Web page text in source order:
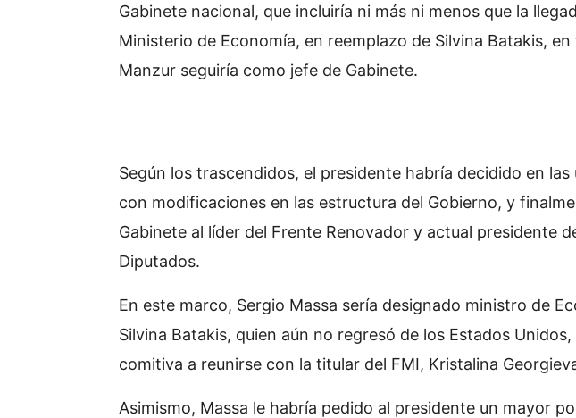
Gabinete nacional, que incluiría ni más ni menos que la
Ministerio de Economía, en reemplazo de Silvina Batakis,
Manzur seguiría como jefe de Gabinete.
Según los trascendidos, el presidente habría decidido en
con modificaciones en las estructura del Gobierno, y
Gabinete al líder del Frente Renovador y actual presidente
Diputados.
En este marco, Sergio Massa sería designado ministro de
Silvina Batakis, quien aún no regresó de los Estados
comitiva a reunirse con la titular del FMI, Kristalina
Asimismo, Massa le habría pedido al presidente un mayor